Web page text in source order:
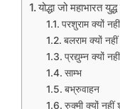
योद्धा जो महाभारत
परशुराम क्यों
बलराम क्यों
प्रद्युम्न क्यों
साम्भ
बभ्रुवाहन
रुक्मी क्यों नहीं